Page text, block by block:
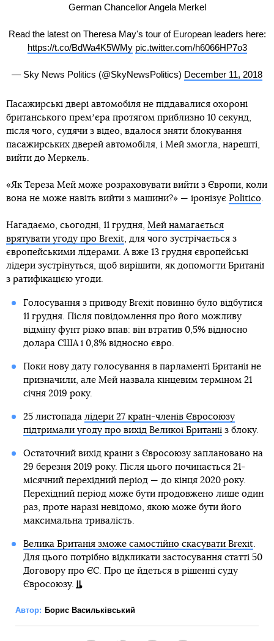
German Chancellor Angela Merkel
Read the latest on Theresa May's tour of European leaders here:
https://t.co/BdWa4K5WMy pic.twitter.com/h6066HP7o3
— Sky News Politics (@SkyNewsPolitics) December 11, 2018
Пасажирські двері автомобіля не піддавалися охороні
британського премʼєра протягом приблизно 10 секунд,
після чого, судячи з відео, вдалося зняти блокування
пасажирських дверей автомобіля, і Мей змогла, нарешті,
вийти до Меркель.
«Як Тереза Мей може розраховувати вийти з Європи, коли
вона не може навіть вийти з машини?» — іронізує Politico.
Нагадаємо, сьогодні, 11 грудня, Мей намагається
врятувати угоду про Brexit, для чого зустрічається з
європейськими лідерами. А вже 13 грудня європейські
лідери зустрінуться, щоб вирішити, як допомогти Британії
з ратифікацією угоди.
Голосування з приводу Brexit повинно було відбутися
11 грудня. Після повідомлення про його можливу
відміну фунт різко впав: він втратив 0,5% відносно
долара США і 0,8% відносно євро.
Поки нову дату голосування в парламенті Британії не
призначили, але Мей назвала кінцевим терміном 21
січня 2019 року.
25 листопада лідери 27 країн-членів Євросоюзу
підтримали угоду про вихід Великої Британіїз блоку.
Остаточний вихід країни з Євросоюзу заплановано на
29 березня 2019 року. Після цього починається 21-
місячний перехідний період — до кінця 2020 року.
Перехідний період може бути продовжено лише один
раз, проте наразі невідомо, якою може бути його
максимальна тривалість.
Велика Британія зможе самостійно скасувати Brexit.
Для цього потрібно відкликати застосування статті 50
Договору про ЄС. Про це йдеться в рішенні суду
Євросоюзу.
Автор: Борис Васильківський